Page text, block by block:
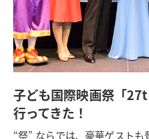
子ども国際映画祭「
行ってきた！
“祭” ならでは、豪華ゲスト